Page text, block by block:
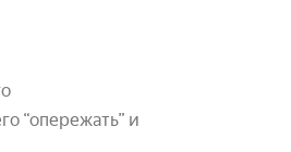
“опережать” и